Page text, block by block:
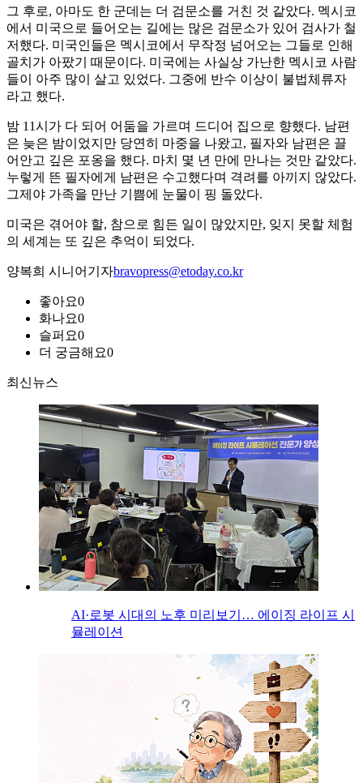
그 후로, 아마도 한 군데는 더 검문소를 거친 것 같았다. 멕시코
에서 미국으로 들어오는 길에는 많은 검문소가 있어 검사가 철
저했다. 미국인들은 멕시코에서 무작정 넘어오는 그들로 인해
골치가 아팠기 때문이다. 미국에는 사실상 가난한 멕시코 사람
들이 아주 많이 살고 있었다. 그중에 반수 이상이 불법체류자
라고 했다.
밤 11시가 다 되어 어둠을 가르며 드디어 집으로 향했다. 남편
은 늦은 밤이었지만 당연히 마중을 나왔고, 필자와 남편은 끌
어안고 깊은 포옹을 했다. 마치 몇 년 만에 만나는 것만 같았다.
누렇게 뜬 필자에게 남편은 수고했다며 격려를 아끼지 않았다.
그제야 가족을 만난 기쁨에 눈물이 핑 돌았다.
미국은 겪어야 할, 참으로 힘든 일이 많았지만, 잊지 못할 체험
의 세계는 또 깊은 추억이 되었다.
양복희 시니어기자bravopress@etoday.co.kr
좋아요0
화나요0
슬퍼요0
더 궁금해요0
최신뉴스
AI·로봇 시대의 노후 미리보기… 에이징 라이프 시
뮬레이션